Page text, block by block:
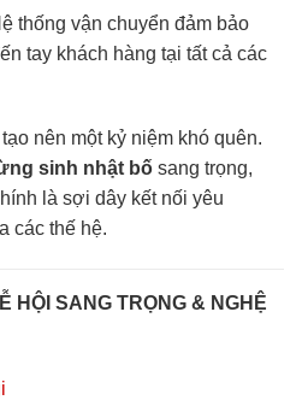
thống vận chuyển đảm bảo
tay khách hàng tại tất cả các
nên một kỷ niệm khó quên.
sinh nhật bố sang trọng,
là sợi dây kết nối yêu
các thế hệ.
HỘI SANG TRỌNG & NGHỆ